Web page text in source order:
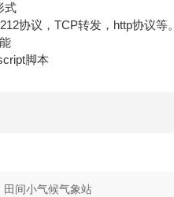
式
协议，TCP转发，http协议等。
脚本